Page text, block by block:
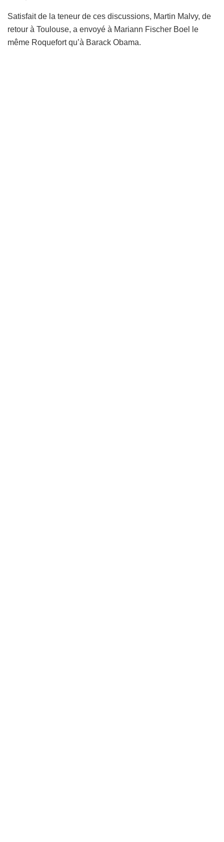
Satisfait de la teneur de ces discussions, Martin Malvy, de
retour à Toulouse, a envoyé à Mariann Fischer Boel le
même Roquefort qu’à Barack Obama.